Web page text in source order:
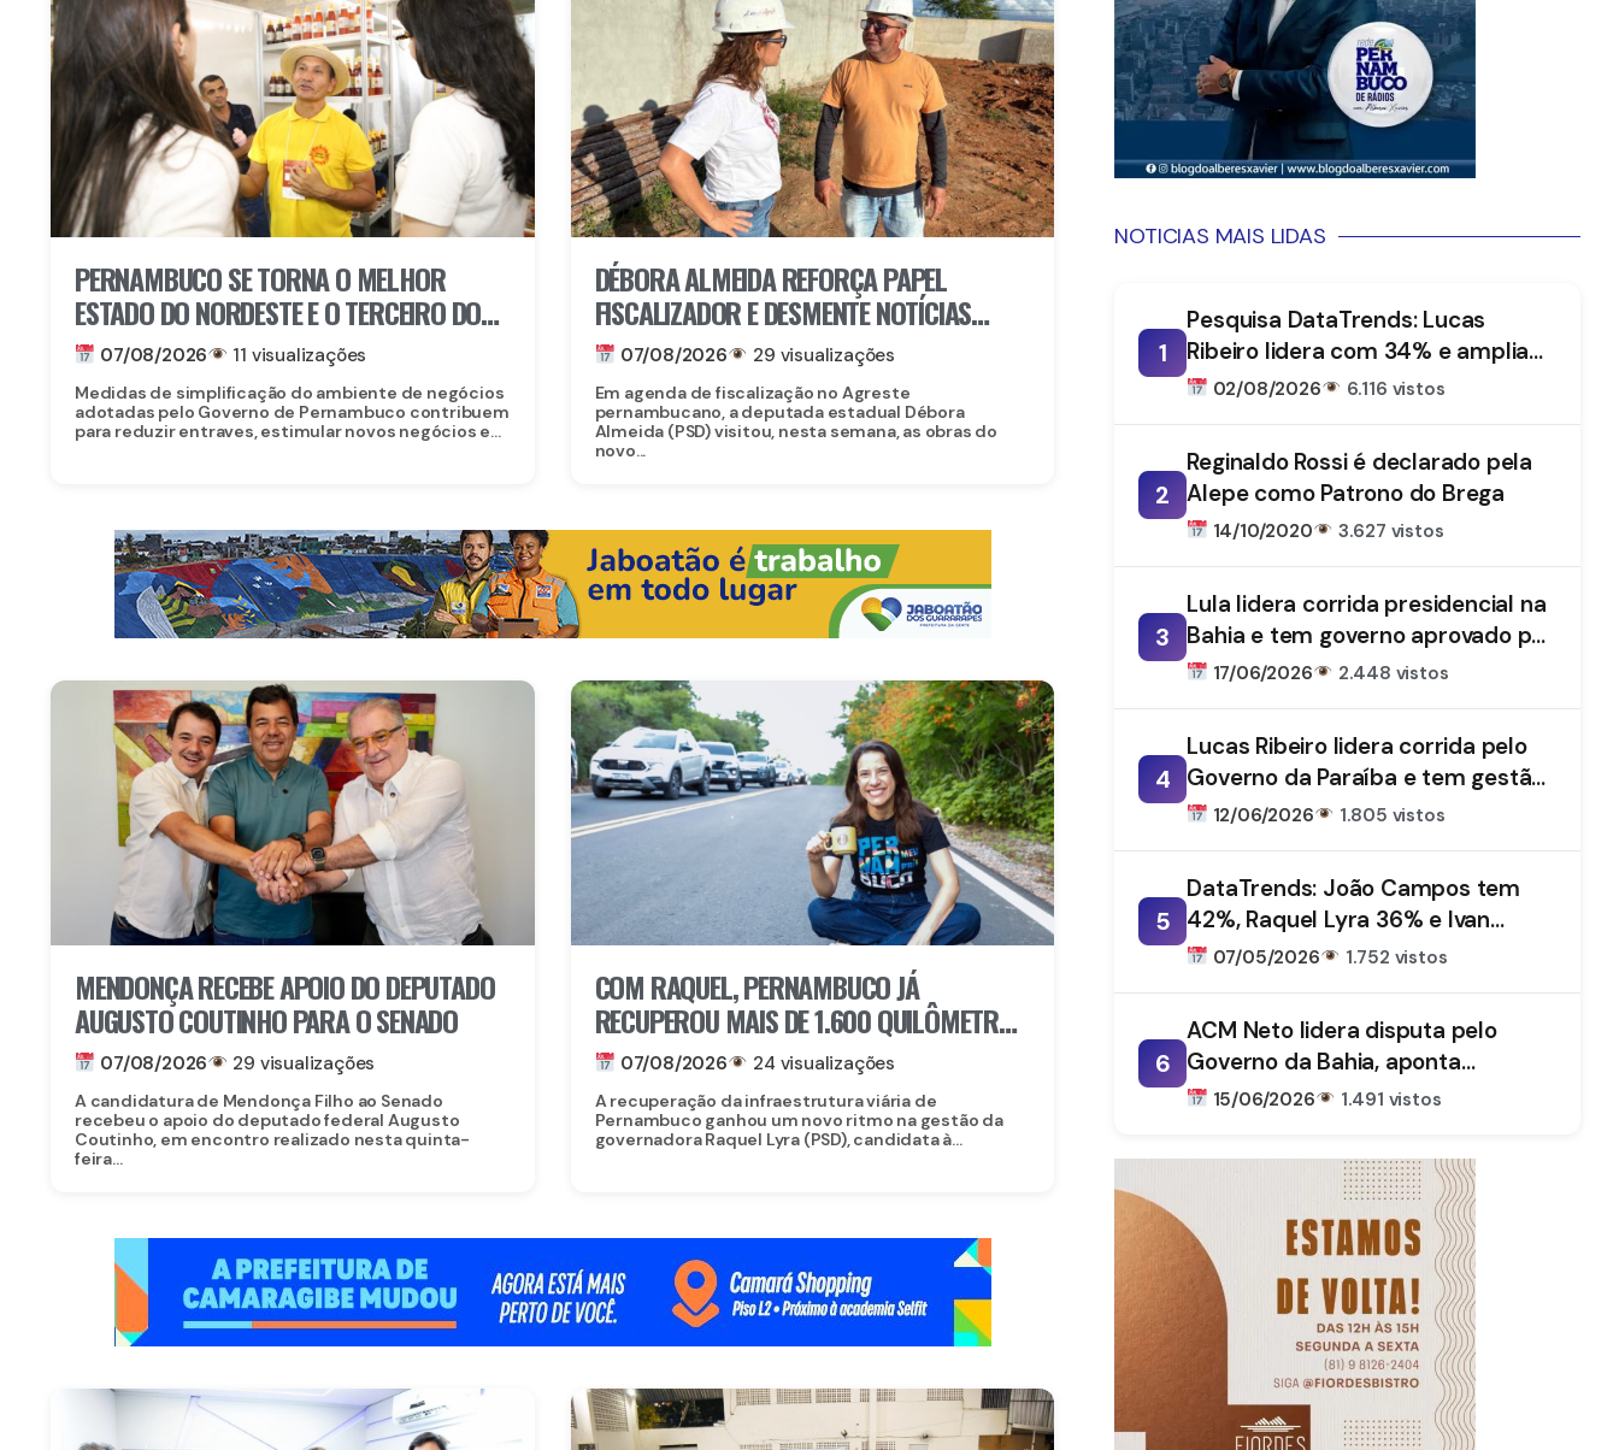
PERNAMBUCO SE TORNA O MELHOR
ESTADO DO NORDESTE E O TERCEIRO DO
BRASIL PARA EMPREENDER
07/08/2026 11 visualizações
Medidas de simplificação do ambiente de negócios
adotadas pelo Governo de Pernambuco contribuem
para reduzir entraves, estimular novos negócios e...
DÉBORA ALMEIDA REFORÇA PAPEL
FISCALIZADOR E DESMENTE NOTÍCIAS
FALSAS SOBRE OBRA DO CORPO DE
BOMBEIROS EM BELO JARDIM
07/08/2026 29 visualizações
Em agenda de fiscalização no Agreste
pernambucano, a deputada estadual Débora
Almeida (PSD) visitou, nesta semana, as obras do
novo...
MENDONÇA RECEBE APOIO DO DEPUTADO
AUGUSTO COUTINHO PARA O SENADO
07/08/2026 29 visualizações
A candidatura de Mendonça Filho ao Senado
recebeu o apoio do deputado federal Augusto
Coutinho, em encontro realizado nesta quinta-
feira...
COM RAQUEL, PERNAMBUCO JÁ
RECUPEROU MAIS DE 1.600 QUILÔMETROS
DE ESTRADAS
07/08/2026 24 visualizações
A recuperação da infraestrutura viária de
Pernambuco ganhou um novo ritmo na gestão da
governadora Raquel Lyra (PSD), candidata à...
NOTICIAS MAIS LIDAS
1
Pesquisa DataTrends: Lucas
Ribeiro lidera com 34% e amplia
vantagem na disputa pelo
02/08/2026 6.116 vistos
2
Reginaldo Rossi é declarado pela
Alepe como Patrono do Brega
14/10/2020 3.627 vistos
3
Lula lidera corrida presidencial na
Bahia e tem governo aprovado por
61%, aponta DataTrends
17/06/2026 2.448 vistos
4
Lucas Ribeiro lidera corrida pelo
Governo da Paraíba e tem gestão
aprovada por 66%, aponta
12/06/2026 1.805 vistos
5
DataTrends: João Campos tem
42%, Raquel Lyra 36% e Ivan
Moraes 1%
07/05/2026 1.752 vistos
6
ACM Neto lidera disputa pelo
Governo da Bahia, aponta
DataTrends
15/06/2026 1.491 vistos